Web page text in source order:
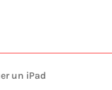
un iPad